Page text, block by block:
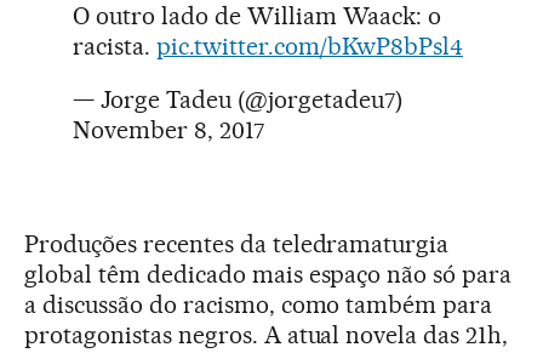
O outro lado de William Waack: o
racista. pic.twitter.com/bKwP8bPsl4
— Jorge Tadeu (@jorgetadeu7)
November 8, 2017
Produções recentes da teledramaturgia
global têm dedicado mais espaço não só para
a discussão do racismo, como também para
protagonistas negros. A atual novela das 21h,